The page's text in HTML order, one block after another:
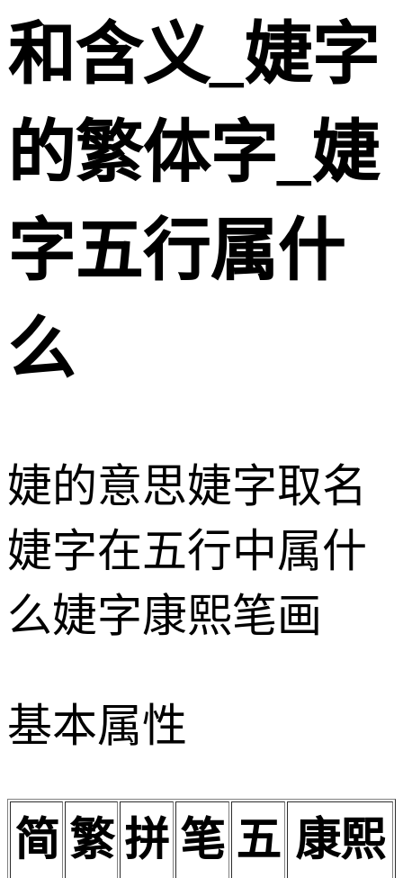
和含义_婕字
的繁体字_婕
字五行属什
么
婕的意思婕字取名
婕字在五行中属什
么婕字康熙笔画
基本属性
简 繁 拼 笔 五 康熙